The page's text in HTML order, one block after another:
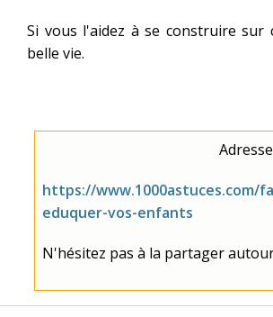
Si vous l'aidez à se construire
belle vie.
https://www.1000astuces.com/
eduquer-vos-enfants
N'hésitez pas à la partager